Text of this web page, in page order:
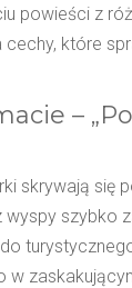
powieści z
które
–
skrywają się
szybko
w